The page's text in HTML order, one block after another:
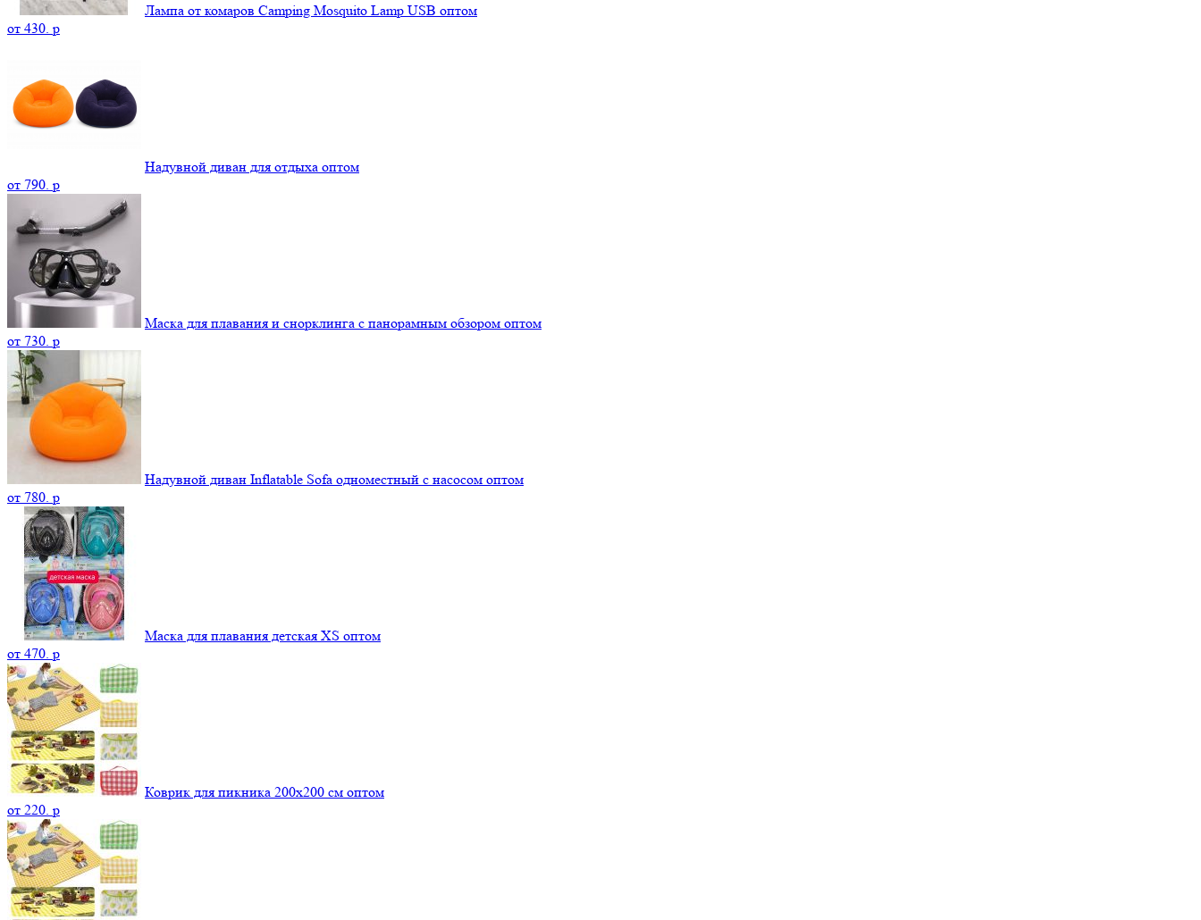
Лампа от комаров Camping Mosquito Lamp USB оптом
от 430. p
Надувной диван для отдыха оптом
от 790. p
Маска для плавания и снорклинга с панорамным обзором оптом
от 730. p
Надувной диван Inflatable Sofa одноместный с насосом оптом
от 780. p
Маска для плавания детская XS оптом
от 470. p
Коврик для пикника 200х200 см оптом
от 220. p